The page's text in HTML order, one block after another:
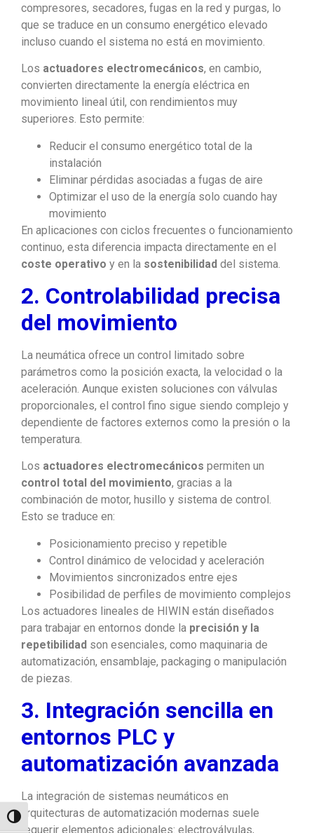
Alternar alto contraste
compresores, secadores, fugas en la red y purgas, lo
que se traduce en un consumo energético elevado
incluso cuando el sistema no está en movimiento.
Los actuadores electromecánicos, en cambio,
convierten directamente la energía eléctrica en
movimiento lineal útil, con rendimientos muy
superiores. Esto permite:
Reducir el consumo energético total de la
instalación
Eliminar pérdidas asociadas a fugas de aire
Optimizar el uso de la energía solo cuando hay
movimiento
En aplicaciones con ciclos frecuentes o funcionamiento
continuo, esta diferencia impacta directamente en el
coste operativo y en la sostenibilidad del sistema.
2. Controlabilidad precisa
del movimiento
La neumática ofrece un control limitado sobre
parámetros como la posición exacta, la velocidad o la
aceleración. Aunque existen soluciones con válvulas
proporcionales, el control fino sigue siendo complejo y
dependiente de factores externos como la presión o la
temperatura.
Los actuadores electromecánicos permiten un
control total del movimiento, gracias a la
combinación de motor, husillo y sistema de control.
Esto se traduce en:
Posicionamiento preciso y repetible
Control dinámico de velocidad y aceleración
Movimientos sincronizados entre ejes
Posibilidad de perfiles de movimiento complejos
Los actuadores lineales de HIWIN están diseñados
para trabajar en entornos donde la precisión y la
repetibilidad son esenciales, como maquinaria de
automatización, ensamblaje, packaging o manipulación
de piezas.
3. Integración sencilla en
entornos PLC y
automatización avanzada
La integración de sistemas neumáticos en
arquitecturas de automatización modernas suele
requerir elementos adicionales: electroválvulas,